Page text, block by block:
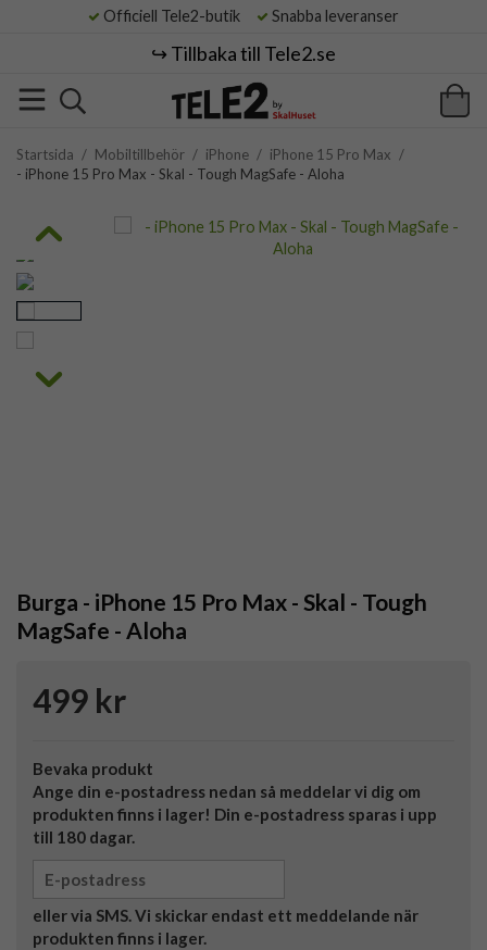
Officiell Tele2-butik Snabba leveranser
↪️ Tillbaka till Tele2.se
Startsida / Mobiltillbehör / iPhone / iPhone 15 Pro Max /
- iPhone 15 Pro Max - Skal - Tough MagSafe - Aloha
Burga - iPhone 15 Pro Max - Skal - Tough
MagSafe - Aloha
499 kr
Bevaka produkt
Ange din e-postadress nedan så meddelar vi dig om
produkten finns i lager! Din e-postadress sparas i upp
till 180 dagar.
eller via SMS. Vi skickar endast ett meddelande när
produkten finns i lager.